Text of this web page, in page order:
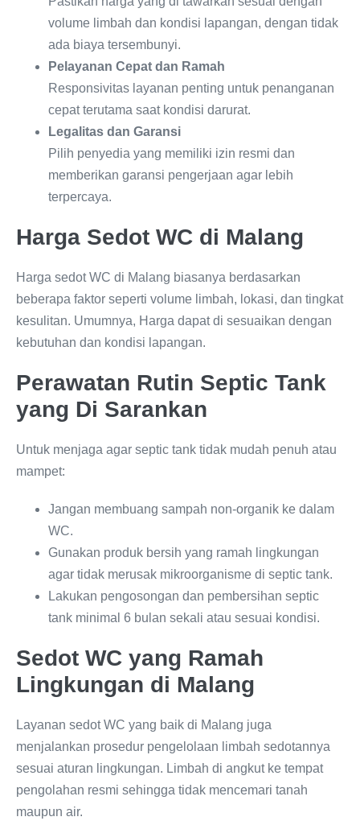
volume limbah dan kondisi lapangan, dengan tidak
ada biaya tersembunyi.
Pelayanan Cepat dan Ramah
Responsivitas layanan penting untuk penanganan
cepat terutama saat kondisi darurat.
Legalitas dan Garansi
Pilih penyedia yang memiliki izin resmi dan
memberikan garansi pengerjaan agar lebih
terpercaya.
Harga Sedot WC di Malang
Harga sedot WC di Malang biasanya berdasarkan
beberapa faktor seperti volume limbah, lokasi, dan tingkat
kesulitan. Umumnya, Harga dapat di sesuaikan dengan
kebutuhan dan kondisi lapangan.
Perawatan Rutin Septic Tank
yang Di Sarankan
Untuk menjaga agar septic tank tidak mudah penuh atau
mampet:
Jangan membuang sampah non-organik ke dalam
WC.
Gunakan produk bersih yang ramah lingkungan
agar tidak merusak mikroorganisme di septic tank.
Lakukan pengosongan dan pembersihan septic
tank minimal 6 bulan sekali atau sesuai kondisi.
Sedot WC yang Ramah
Lingkungan di Malang
Layanan sedot WC yang baik di Malang juga
menjalankan prosedur pengelolaan limbah sedotannya
sesuai aturan lingkungan. Limbah di angkut ke tempat
pengolahan resmi sehingga tidak mencemari tanah
maupun air.